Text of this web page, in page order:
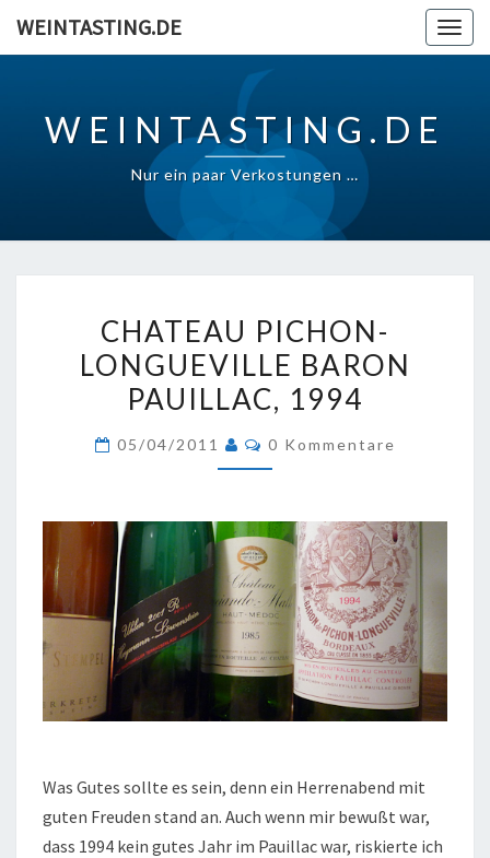
WEINTASTING.DE
WEINTASTING.DE
Nur ein paar Verkostungen …
PICHON-
LONGUEVILLE
BARON
1994
CHATEAU PICHON-
LONGUEVILLE BARON
PAUILLAC, 1994
05/04/2011 Kommentare
0 Kommentare
Was Gutes sollte es sein, denn ein Herrenabend mit
guten Freuden stand an. Auch wenn mir bewußt war,
dass 1994 kein gutes Jahr im Pauillac war, riskierte ich